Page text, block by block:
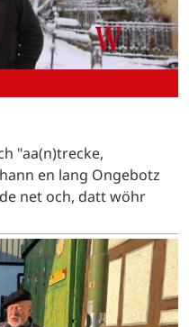
"aa(n)trecke,
en lang Ongebotz
net och, datt wöhr